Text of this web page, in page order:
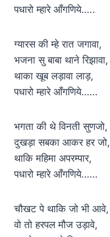
पधारो म्हारे आँगणिये…..
ग्यारस की म्हे रात जगावा,
भजना सु बाबा थाने रिझावा,
थाका खूब लड़ावा लाड़,
पधारो म्हारे आँगणिये……
भगता की थे विनती सुणजो,
दुखड़ा सबका आकर हर जो,
थाकि महिमा अपरम्पार,
पधारो म्हारे आँगणिये……
चौखट पे थाकि जो भी आवे,
वो तो हरपल मौज उड़ावे,